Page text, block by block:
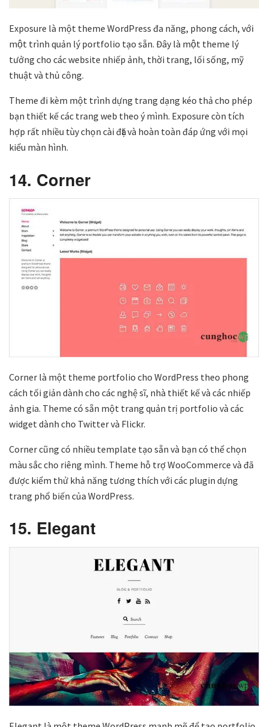
Exposure là một theme WordPress đa năng, phong cách, với
một trình quản lý portfolio tạo sẵn. Đây là một theme lý
tưởng cho các website nhiếp ảnh, thời trang, lối sống, mỹ
thuật và thủ công.
Theme đi kèm một trình dựng trang dạng kéo thả cho phép
bạn thiết kế các trang web theo ý mình. Exposure còn tích
hợp rất nhiều tùy chọn cài đặt và hoàn toàn đáp ứng với mọi
kiểu màn hình.
14. Corner
Corner là một theme portfolio cho WordPress theo phong
cách tối giản dành cho các nghệ sĩ, nhà thiết kế và các nhiếp
ảnh gia. Theme có sẵn một trang quản trị portfolio và các
widget dành cho Twitter và Flickr.
Corner cũng có nhiều template tạo sẵn và bạn có thể chọn
màu sắc cho riêng mình. Theme hỗ trợ WooCommerce và đã
được kiểm thử khả năng tương thích với các plugin dựng
trang phổ biến của WordPress.
15. Elegant